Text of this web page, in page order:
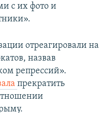
с их фото и
отреагировали на
назвав
репрессий».
прекратить